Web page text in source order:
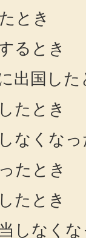
とき
るとき
出国し
たとき
なくな
たとき
たとき
しなく